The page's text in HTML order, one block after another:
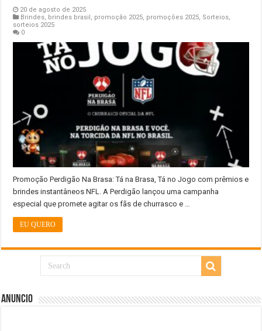
20 de agosto de 2025
Brindes brindes brasil promoção 2025 promoções 2025 Sorteios
sorteios 2025
0
Promoção Perdigão Na Brasa: Tá na Brasa, Tá no Jogo com prêmios e
brindes instantâneos NFL. A Perdigão lançou uma campanha
especial que promete agitar os fãs de churrasco e …
EU QUERO
Anuncio